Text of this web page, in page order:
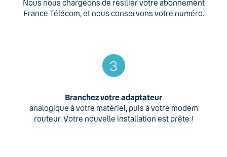
Nous nous chargeons de résilier votre abonnement
France Télécom, et nous conservons votre numéro.
3
Branchez votre adaptateur
analogique à votre matériel, puis à votre modem
routeur. Votre nouvelle installation est prête !